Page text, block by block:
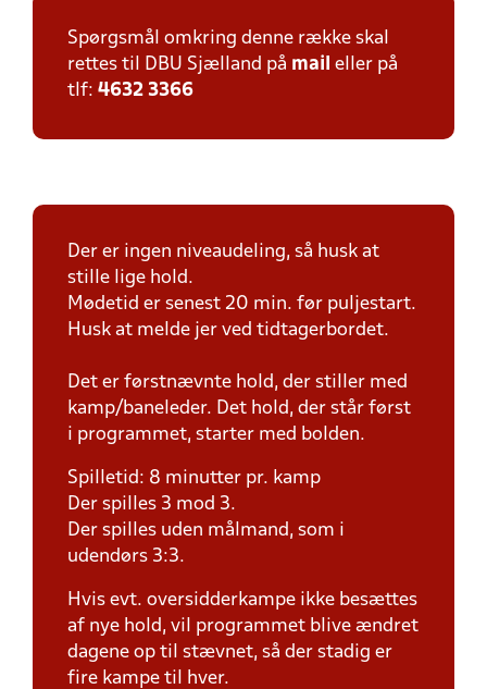
Spørgsmål omkring denne række skal
rettes til DBU Sjælland på mail eller på
tlf: 4632 3366
Der er ingen niveaudeling, så husk at
stille lige hold.
Mødetid er senest 20 min. før puljestart.
Husk at melde jer ved tidtagerbordet.
Det er førstnævnte hold, der stiller med
kamp/baneleder. Det hold, der står først
i programmet, starter med bolden.
Spilletid: 8 minutter pr. kamp
Der spilles 3 mod 3.
Der spilles uden målmand, som i
udendørs 3:3.
Hvis evt. oversidderkampe ikke besættes
af nye hold, vil programmet blive ændret
dagene op til stævnet, så der stadig er
fire kampe til hver.